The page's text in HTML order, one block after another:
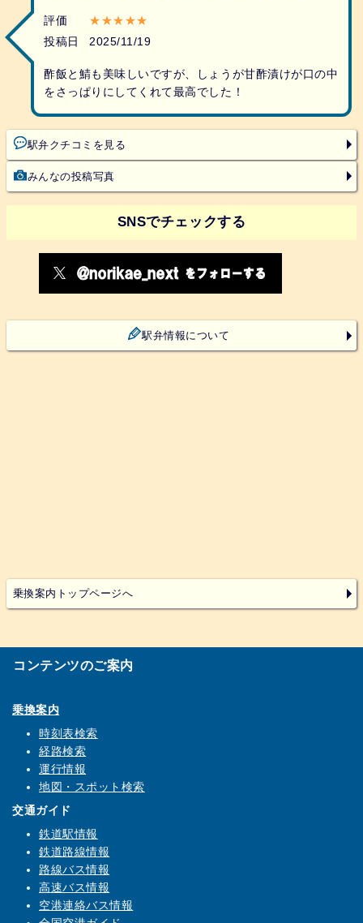
評価
★★★★★
投稿日
2025/11/19
酢飯と鯖も美味しいですが、しょうが甘酢漬けが口の中
をさっぱりにしてくれて最高でした！
駅弁クチコミを見る
みんなの投稿写真
SNSでチェックする
駅弁情報について
乗換案内トップページへ
コンテンツのご案内
乗換案内
時刻表検索
経路検索
運行情報
地図・スポット検索
交通ガイド
鉄道駅情報
鉄道路線情報
路線バス情報
高速バス情報
空港連絡バス情報